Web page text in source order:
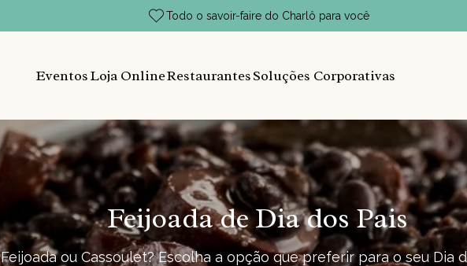
Todo o savoir-faire do Charlô para você
EventosLoja OnlineRestaurantesSoluções Corporativas
Feijoada de Dia dos Pais
Feijoada ou Cassoulet? Escolha a opção que preferir para o seu Dia